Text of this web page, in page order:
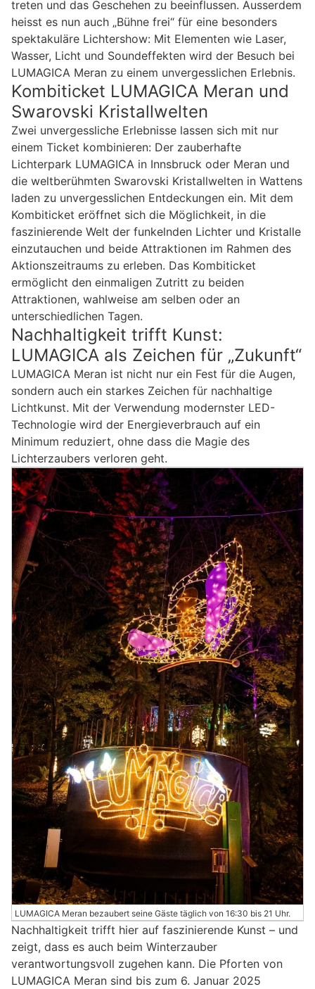
treten und das Geschehen zu beeinflussen. Ausserdem
heisst es nun auch „Bühne frei“ für eine besonders
spektakuläre Lichtershow: Mit Elementen wie Laser,
Wasser, Licht und Soundeffekten wird der Besuch bei
LUMAGICA Meran zu einem unvergesslichen Erlebnis.
Kombiticket LUMAGICA Meran und
Swarovski Kristallwelten
Zwei unvergessliche Erlebnisse lassen sich mit nur
einem Ticket kombinieren: Der zauberhafte
Lichterpark LUMAGICA in Innsbruck oder Meran und
die weltberühmten Swarovski Kristallwelten in Wattens
laden zu unvergesslichen Entdeckungen ein. Mit dem
Kombiticket eröffnet sich die Möglichkeit, in die
faszinierende Welt der funkelnden Lichter und Kristalle
einzutauchen und beide Attraktionen im Rahmen des
Aktionszeitraums zu erleben. Das Kombiticket
ermöglicht den einmaligen Zutritt zu beiden
Attraktionen, wahlweise am selben oder an
unterschiedlichen Tagen.
Nachhaltigkeit trifft Kunst:
LUMAGICA als Zeichen für „Zukunft“
LUMAGICA Meran ist nicht nur ein Fest für die Augen,
sondern auch ein starkes Zeichen für nachhaltige
Lichtkunst. Mit der Verwendung modernster LED-
Technologie wird der Energieverbrauch auf ein
Minimum reduziert, ohne dass die Magie des
Lichterzaubers verloren geht.
LUMAGICA Meran bezaubert seine Gäste täglich von 16:30 bis 21 Uhr.
Nachhaltigkeit trifft hier auf faszinierende Kunst – und
zeigt, dass es auch beim Winterzauber
verantwortungsvoll zugehen kann. Die Pforten von
LUMAGICA Meran sind bis zum 6. Januar 2025